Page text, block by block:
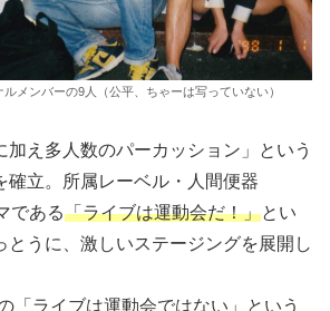
メンバーの9人（公平、ちゃーは写っていない）
加え多人数のパーカッション」という
確立。所属レーベル・人間便器
である「ライブは運動会だ！」とい
とうに、激しいステージングを展開し
「ライブは運動会ではない」という